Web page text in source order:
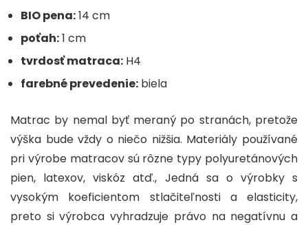
BIO pena:14 cm
poťah:1 cm
tvrdosť matraca: H4
farebné prevedenie: biela
Matrac by nemal byť meraný po stranách, pretože
výška bude vždy o niečo nižšia. Materiály používané
pri výrobe matracov sú rôzne typy polyuretánových
pien, latexov, viskóz atď., Jedná sa o výrobky s
vysokým koeficientom stlačiteľnosti a elasticity,
preto si výrobca vyhradzuje právo na negatívnu a